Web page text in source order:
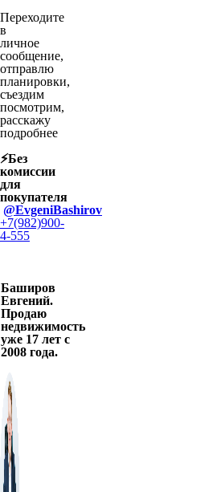
Переходите
в
личное
сообщение,
отправлю
планировки,
съездим
посмотрим,
расскажу
подробнее
⚡️Без
комиссии
для
покупателя
@EvgeniBashirov
+7(982)900-
4-555
Баширов
Евгений.
Продаю
недвижимость
уже 17 лет с
2008 года.